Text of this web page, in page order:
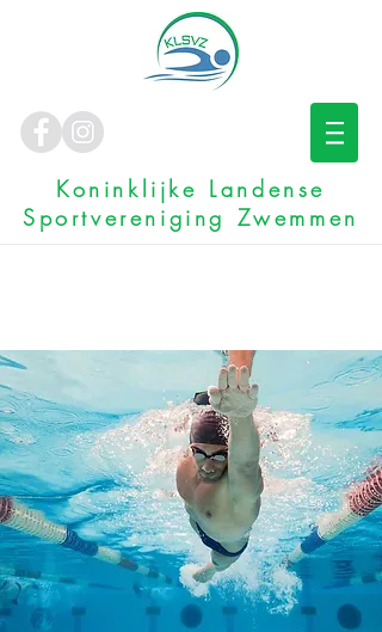
Koninklijke Landense
Sportvereniging Zwemmen